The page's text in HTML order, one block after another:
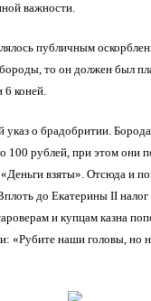
важности.
публичным
то он должен был
6 коней.
указ о брадобритии.
100 рублей, при этом они
взяты». Отсюда и
до Екатерины ІІ
и купцам казна
«Рубите наши головы, но